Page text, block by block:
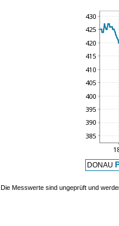
DONAU
Die Messwerte sind ungeprüft und